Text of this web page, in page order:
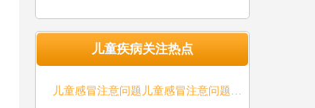
儿童疾病关注热点
儿童感冒注意问题儿童感冒注意问题…